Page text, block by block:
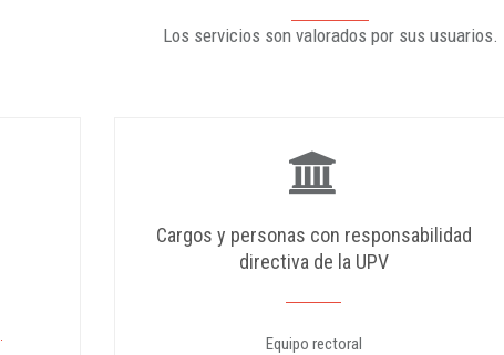
Los servicios son valorados por sus usuarios.
Cargos y personas con responsabilidad
directiva de la UPV
Equipo rectoral